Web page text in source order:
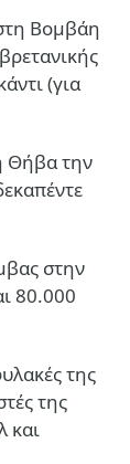
Βομβάη
(για
Θήβα την
στην
80.000
της
της
και